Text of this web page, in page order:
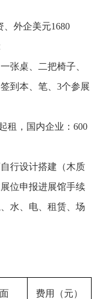
外企美元1680
桌、二把椅子、
到本、笔、3个参展
，国内企业：600
行设计搭建（木质
位申报进展馆手续
水、电、租赁、场
费用（元）